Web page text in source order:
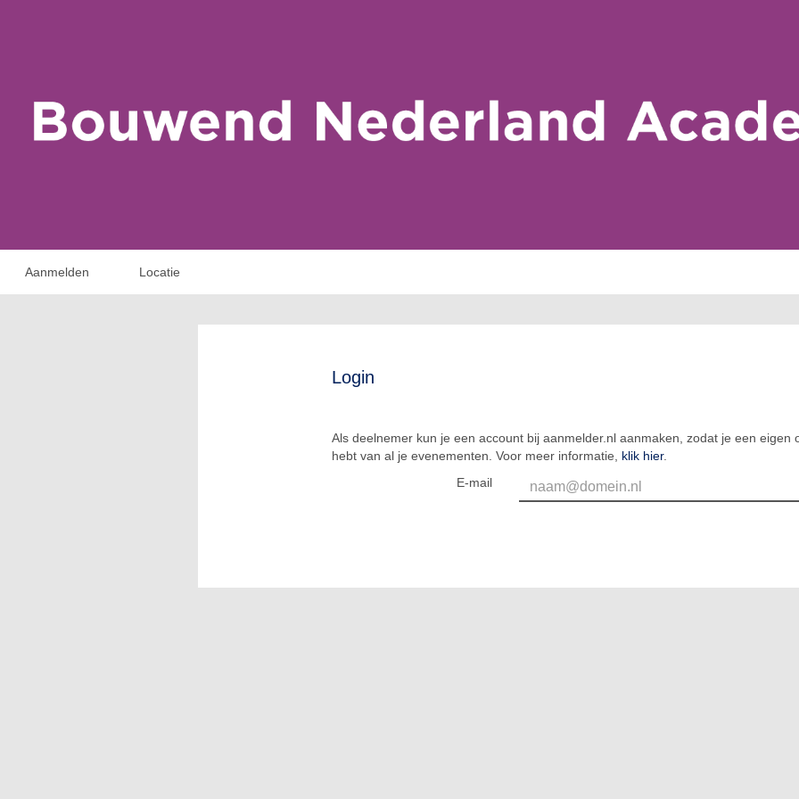
Aanmelden Locatie
Login
Als deelnemer kun je een account bij aanmelder.nl aanmaken, zodat je een eigen
hebt van al je evenementen. Voor meer informatie, klik hier.
E-mail